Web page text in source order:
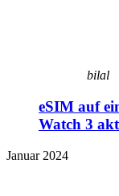
bilal
eSIM auf
Watch 3
Januar 2024